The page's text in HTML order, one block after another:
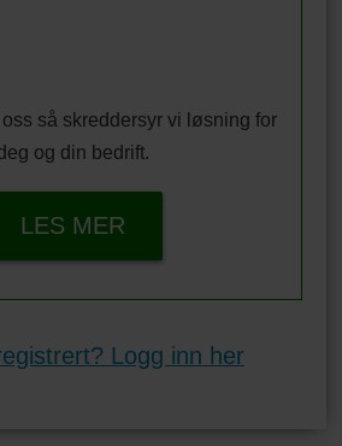
så skreddersyr vi løsning for
og din bedrift.
LES MER
Logg inn her